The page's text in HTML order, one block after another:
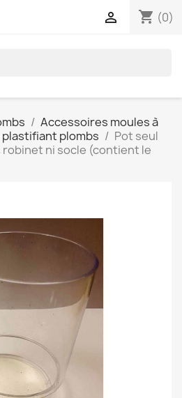
shopping_cart (0)

Accessoires moules à
plastifiant plombs
Pot seul
robinet ni socle (contient le